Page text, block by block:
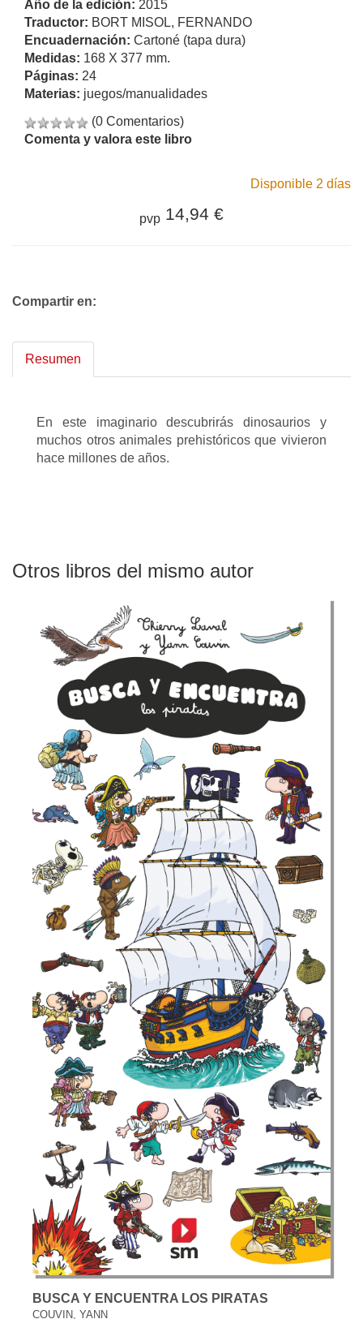
Año de la edición: 2015
Traductor: BORT MISOL, FERNANDO
Encuadernación: Cartoné (tapa dura)
Medidas: 168 X 377 mm.
Páginas: 24
Materias: juegos/manualidades
(0 Comentarios)
Comenta y valora este libro
Disponible 2 días
pvp 14,94 €
Compartir en:
Resumen
En este imaginario descubrirás dinosaurios y
muchos otros animales prehistóricos que vivieron
hace millones de años.
Otros libros del mismo autor
BUSCA Y ENCUENTRA LOS PIRATAS
COUVIN, YANN